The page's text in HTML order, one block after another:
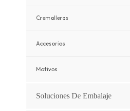
Cremalleras
Accesorios
Motivos
Soluciones De Embalaje